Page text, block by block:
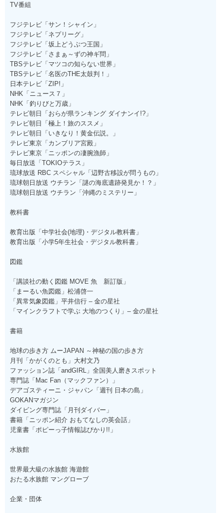
TV番組
フジテレビ「サン！シャイン」
フジテレビ「ネプリーグ」
フジテレビ「坂上どうぶつ王国」
フジテレビ「さまぁ～ずの神ギ問」
TBSテレビ「マツコの知らない世界」
TBSテレビ「名医のTHE太鼓判！」
日本テレビ「ZIP!」
NHK「ニュース７」
NHK「釣りびと万歳」
テレビ朝日「おらが県ランキング ダイナンイ!?」
テレビ朝日「極上！旅のススメ」
テレビ朝日「いきなり！黄金伝説。」
テレビ東京「カンブリア宮殿」
テレビ東京「ニッポンの凄腕漁師」
毎日放送「TOKIOテラス」
琉球放送 RBC スペシャル「辺野古移設が問うもの」
琉球朝日放送 ウチラン「謎の海底遺跡発見か！？」
琉球朝日放送 ウチラン「沖縄のミステリー」
教科書
教育出版「中学社会(地理)・デジタル教科書」
教育出版「小学5年生社会・デジタル教科書」
図鑑
「講談社の動く図鑑 MOVE 魚 新訂版」
「まーるい魚図鑑」松浦啓一
「異常気象図鑑」平井信行 – 金の星社
「マインクラフトで学ぶ 大地のつくり」– 金の星社
書籍
地球の歩き方 ムーJAPAN ～神秘の国の歩き方
月刊「かがくのとも」大村文乃
ファッション誌「andGIRL」全国美人磨きスポット
専門誌「Mac Fan（マックファン）」
デアゴスティーニ・ジャパン「週刊 日本の島」
GOKANマガジン
ダイビング専門誌「月刊ダイバー」
書籍「ニッポン紹介 おもてなしの英会話」
児童書「ポピーっ子情報誌ぴかり!!」
水族館
世界最大級の水族館 海遊館
おたる水族館 マングローブ
企業・団体